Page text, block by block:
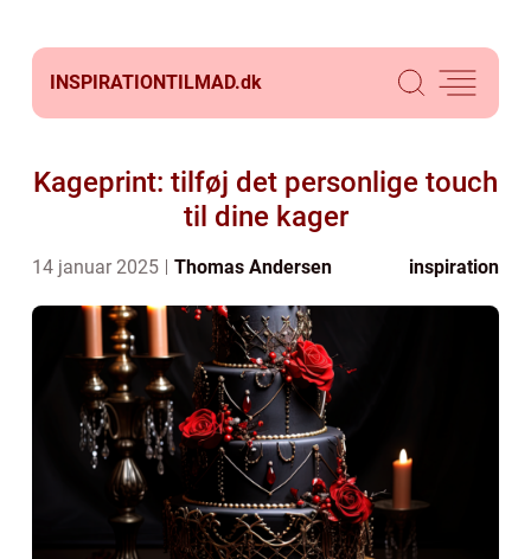
INSPIRATIONTILMAD.dk
Kageprint: tilføj det personlige touch
til dine kager
14 januar 2025 Thomas Andersen inspiration